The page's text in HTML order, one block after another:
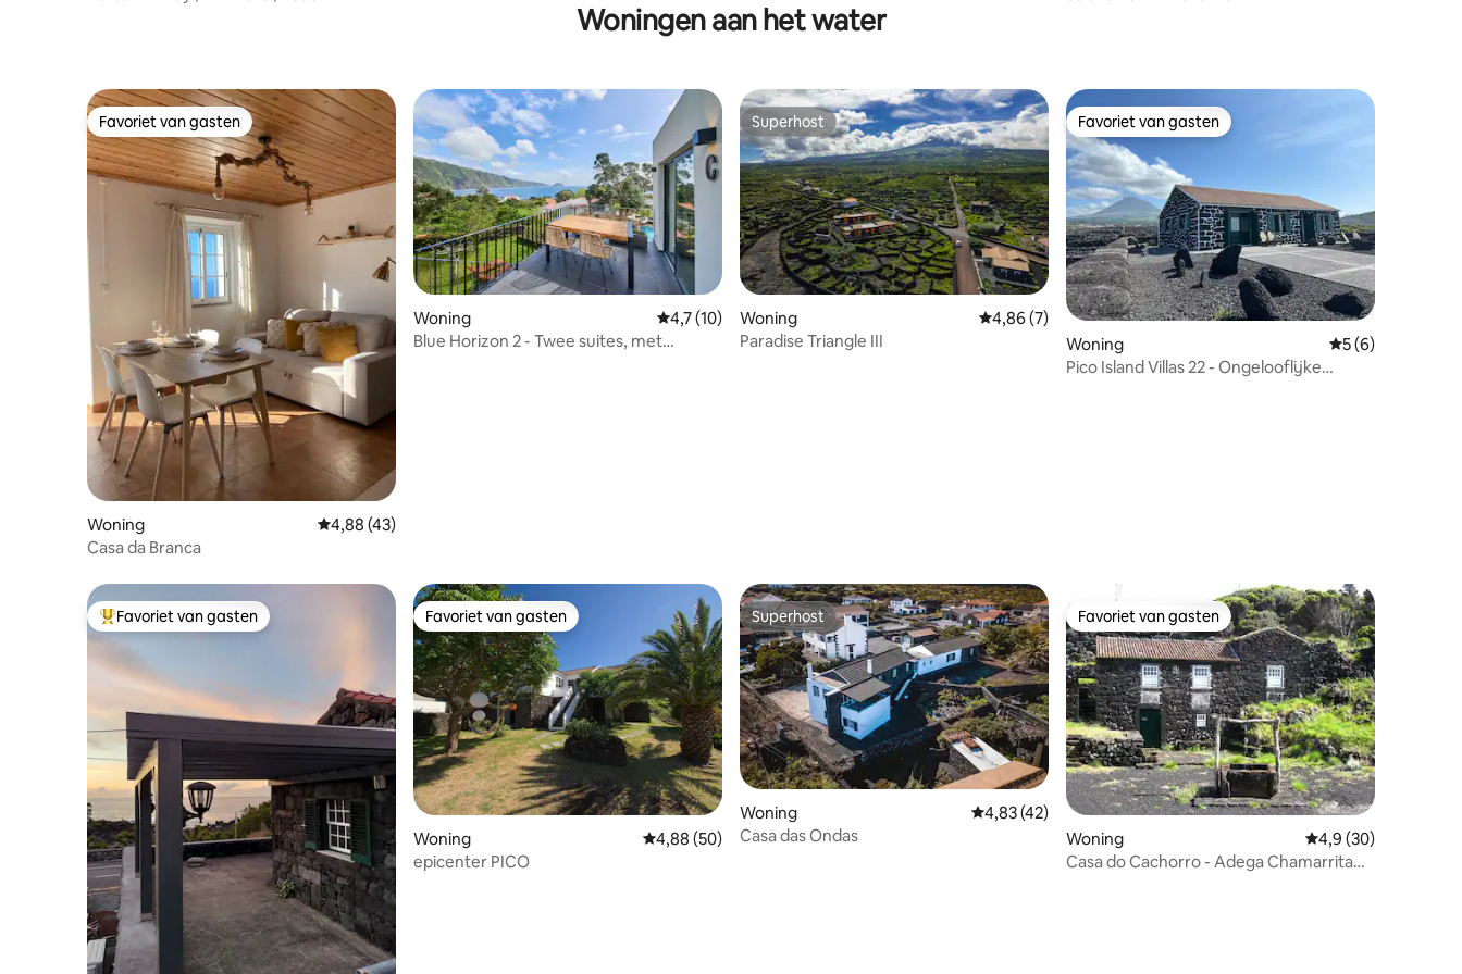
Woningen aan het water
Favoriet van gasten
Favoriet van gasten
Woning Gemiddelde beoordeling van 4,88 uit 5, 43 recensies
4,88 (43)
Casa da Branca
Woning Gemiddelde beoordeling van 4,7 uit 5, 10 recensies
4,7 (10)
Blue Horizon 2 - Twee suites, met
Superhost
Superhost
Woning Gemiddelde beoordeling van 4,86 uit 5, 7 recensies
4,86 (7)
Paradise Triangle III
Favoriet van gasten
Favoriet van gasten
Woning Gemiddelde
5 (6)
Pico Island Villas 22 - Ongelooflijke
Topfavoriet van gasten
Favoriet van gasten Favoriet van gasten
Favoriet van gasten
Woning Gemiddelde beoordeling van 4,88 uit 5, 50 recensies
4,88 (50)
epicenter PICO
Superhost
Superhost
Woning Gemiddelde beoordeling van 4,83 uit 5, 42 recensies
4,83 (42)
Casa das Ondas
Favoriet van gasten
Favoriet van gasten
Woning Gemiddelde
4,9 (30)
Casa do Cachorro - Adega Chamarrita